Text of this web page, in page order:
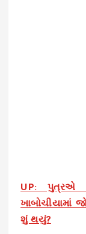
UP: પુત્રએ
ખાબોચીયામાં
શું થયું?